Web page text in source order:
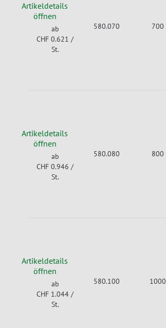
Artikeldetails
öffnen
ab
CHF 0.621 /
St.
580.070 700
Artikeldetails
öffnen
ab
CHF 0.946 /
St.
580.080 800
Artikeldetails
öffnen
ab
CHF 1.044 /
St.
580.100 1000